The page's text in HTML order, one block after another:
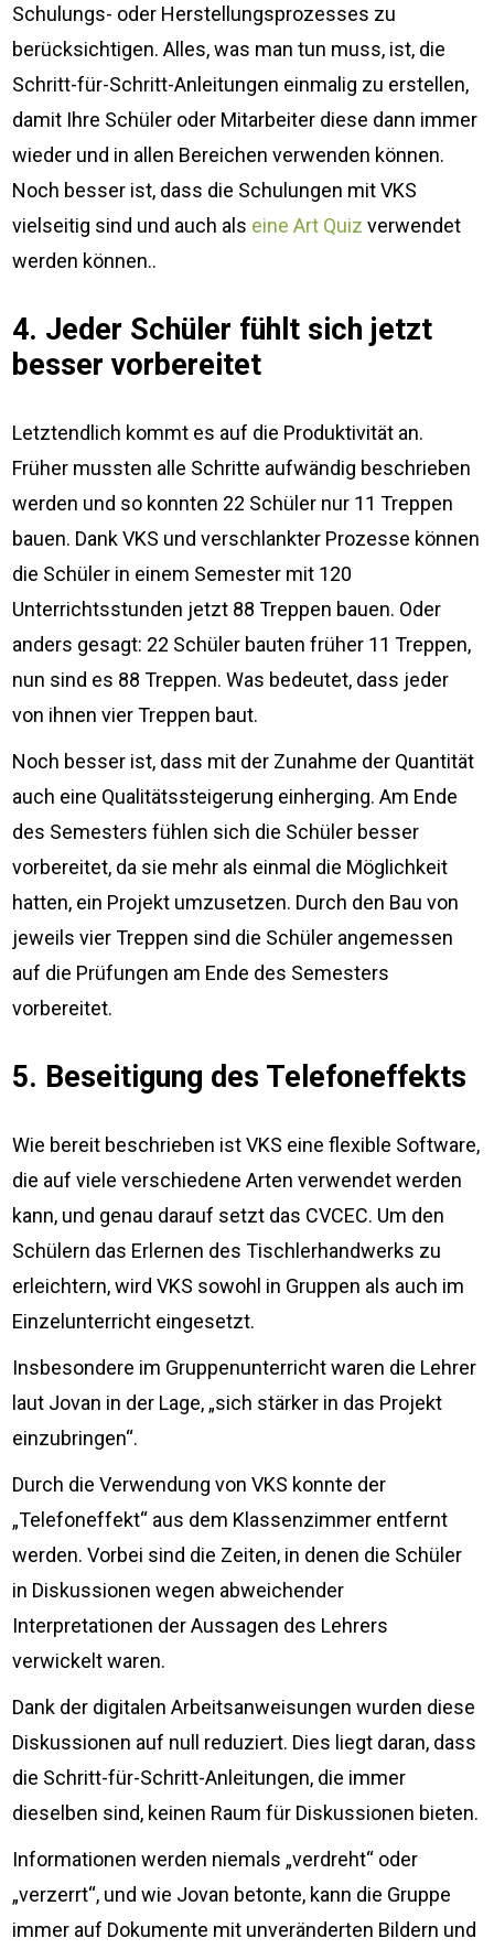
Schulungs- oder Herstellungsprozesses zu
berücksichtigen. Alles, was man tun muss, ist, die
Schritt-für-Schritt-Anleitungen einmalig zu erstellen,
damit Ihre Schüler oder Mitarbeiter diese dann immer
wieder und in allen Bereichen verwenden können.
Noch besser ist, dass die Schulungen mit VKS
vielseitig sind und auch als eine Art Quiz verwendet
werden können..
4. Jeder Schüler fühlt sich jetzt
besser vorbereitet
Letztendlich kommt es auf die Produktivität an.
Früher mussten alle Schritte aufwändig beschrieben
werden und so konnten 22 Schüler nur 11 Treppen
bauen. Dank VKS und verschlankter Prozesse können
die Schüler in einem Semester mit 120
Unterrichtsstunden jetzt 88 Treppen bauen. Oder
anders gesagt: 22 Schüler bauten früher 11 Treppen,
nun sind es 88 Treppen. Was bedeutet, dass jeder
von ihnen vier Treppen baut.
Noch besser ist, dass mit der Zunahme der Quantität
auch eine Qualitätssteigerung einherging. Am Ende
des Semesters fühlen sich die Schüler besser
vorbereitet, da sie mehr als einmal die Möglichkeit
hatten, ein Projekt umzusetzen. Durch den Bau von
jeweils vier Treppen sind die Schüler angemessen
auf die Prüfungen am Ende des Semesters
vorbereitet.
5. Beseitigung des Telefoneffekts
Wie bereit beschrieben ist VKS eine flexible Software,
die auf viele verschiedene Arten verwendet werden
kann, und genau darauf setzt das CVCEC. Um den
Schülern das Erlernen des Tischlerhandwerks zu
erleichtern, wird VKS sowohl in Gruppen als auch im
Einzelunterricht eingesetzt.
Insbesondere im Gruppenunterricht waren die Lehrer
laut Jovan in der Lage, „sich stärker in das Projekt
einzubringen“.
Durch die Verwendung von VKS konnte der
„Telefoneffekt“ aus dem Klassenzimmer entfernt
werden. Vorbei sind die Zeiten, in denen die Schüler
in Diskussionen wegen abweichender
Interpretationen der Aussagen des Lehrers
verwickelt waren.
Dank der digitalen Arbeitsanweisungen wurden diese
Diskussionen auf null reduziert. Dies liegt daran, dass
die Schritt-für-Schritt-Anleitungen, die immer
dieselben sind, keinen Raum für Diskussionen bieten.
Informationen werden niemals „verdreht“ oder
„verzerrt“, und wie Jovan betonte, kann die Gruppe
immer auf Dokumente mit unveränderten Bildern und